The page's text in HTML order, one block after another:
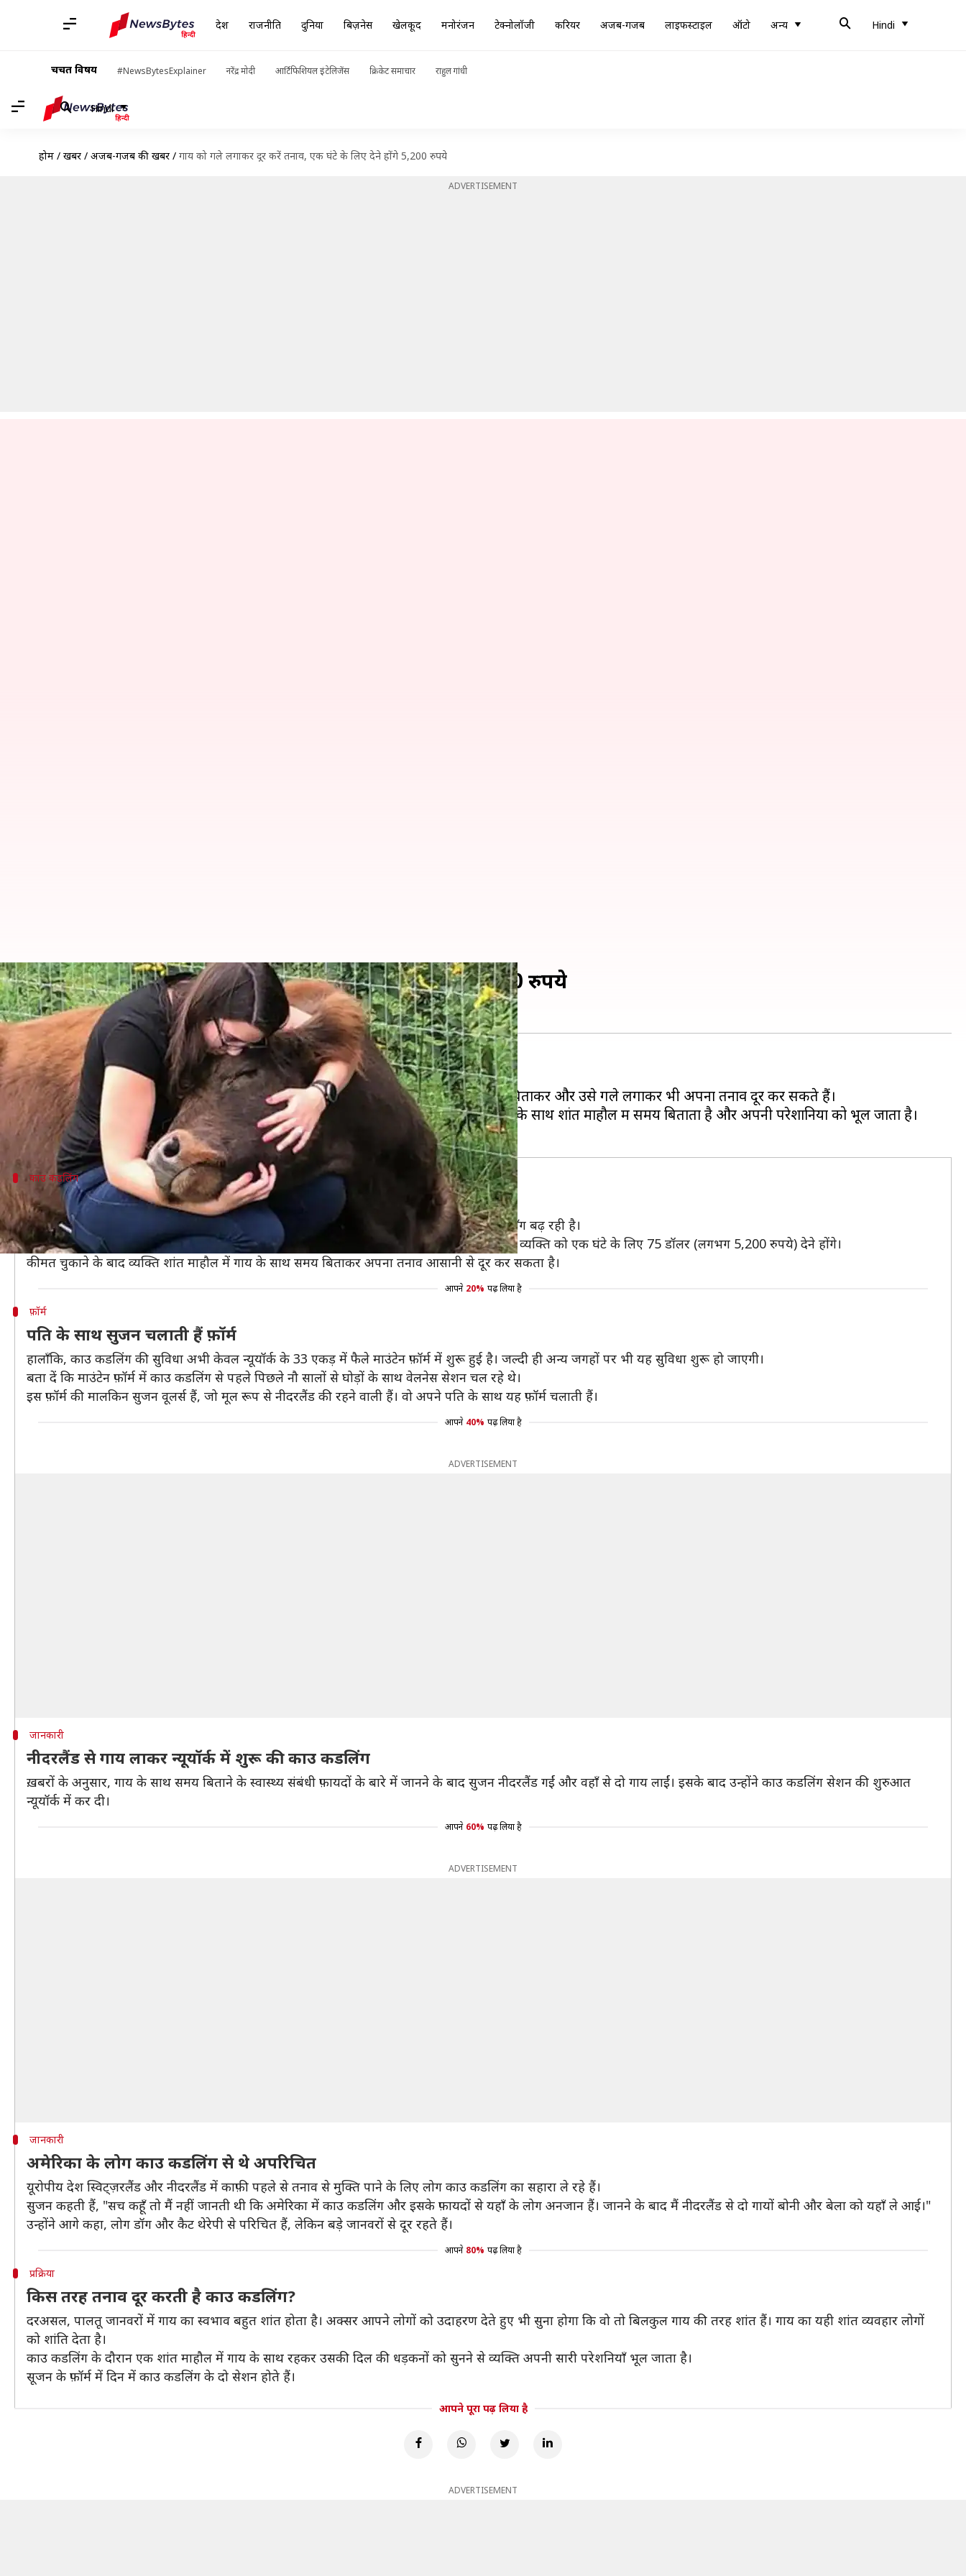
देश राजनीति दुनिया बिज़नेस खेलकूद मनोरंजन टेक्नोलॉजी करियर अजब-गजब लाइफस्टाइल ऑटो अन्य Hindi
चर्चित विषय #NewsBytesExplainer नरेंद्र मोदी आर्टिफिशियल इंटेलिजेंस क्रिकेट समाचार राहुल गांधी
Hindi
होम / खबरें / अजब-गजब की खबरें / गाय को गले लगाकर दूर करें तनाव, एक घंटे के लिए देने होंगे 5,200 रुपये
ADVERTISEMENT
गाय को गले लगाकर दूर करें तनाव, एक घंटे के लिए देने होंगे 5,200 रुपये
लेखन प्रदीप मौर्य Aug 01, 2019 05:14 pm
क्या है खबर?
आज के समय में दुनिया में सबसे ज़्यादा लोग तनाव के शिकार हैं।
लोग तनाव से बचने के लिए तरह-तरह के उपाय अपनाते हैं, लेकिन आप केवल गाय के साथ समय बिताकर और उसे गले लगाकर भी अपना तनाव दूर कर सकते हैं।
दरअसल, इस समय काउ कडलिंग अमेरिका में तेज़ी से प्रसिद्ध हो रहा है। इसके अंतर्गत व्यक्ति गाय के साथ शांत माहौल में समय बिताता है और अपनी परेशानियों को भूल जाता है।
काउ कडलिंग
यूरोपीय देशों में पहले से ही लोकप्रिय है काउ कडलिंग
बता दें कि काउ कडलिंग यूरोपीय देशों में काफ़ी समय से लोकप्रिय है, लेकिन अब अमेरिका में भी इसकी माँग बढ़ रही है।
अब अमेरिका के न्यूयॉर्क में भी काउ कडलिंग की सुविधा शुरू हो गई है। इस सुविधा का लाभ उठाने के लिए व्यक्ति को एक घंटे के लिए 75 डॉलर (लगभग 5,200 रुपये) देने होंगे।
कीमत चुकाने के बाद व्यक्ति शांत माहौल में गाय के साथ समय बिताकर अपना तनाव आसानी से दूर कर सकता है।
आपने 20% पढ़ लिया है
फ़ॉर्म
पति के साथ सुजन चलाती हैं फ़ॉर्म
हालाँकि, काउ कडलिंग की सुविधा अभी केवल न्यूयॉर्क के 33 एकड़ में फैले माउंटेन फ़ॉर्म में शुरू हुई है। जल्दी ही अन्य जगहों पर भी यह सुविधा शुरू हो जाएगी।
बता दें कि माउंटेन फ़ॉर्म में काउ कडलिंग से पहले पिछले नौ सालों से घोड़ों के साथ वेलनेस सेशन चल रहे थे।
इस फ़ॉर्म की मालकिन सुजन वूलर्स हैं, जो मूल रूप से नीदरलैंड की रहने वाली हैं। वो अपने पति के साथ यह फ़ॉर्म चलाती हैं।
आपने 40% पढ़ लिया है
ADVERTISEMENT
जानकारी
नीदरलैंड से गाय लाकर न्यूयॉर्क में शुरू की काउ कडलिंग
ख़बरों के अनुसार, गाय के साथ समय बिताने के स्वास्थ्य संबंधी फ़ायदों के बारे में जानने के बाद सुजन नीदरलैंड गईं और वहाँ से दो गाय लाईं। इसके बाद उन्होंने काउ कडलिंग सेशन की शुरुआत
न्यूयॉर्क में कर दी।
आपने 60% पढ़ लिया है
ADVERTISEMENT
जानकारी
अमेरिका के लोग काउ कडलिंग से थे अपरिचित
यूरोपीय देश स्विट्ज़रलैंड और नीदरलैंड में काफ़ी पहले से तनाव से मुक्ति पाने के लिए लोग काउ कडलिंग का सहारा ले रहे हैं।
सुजन कहती हैं, "सच कहूँ तो मैं नहीं जानती थी कि अमेरिका में काउ कडलिंग और इसके फ़ायदों से यहाँ के लोग अनजान हैं। जानने के बाद मैं नीदरलैंड से दो गायों बोनी और बेला को यहाँ ले आई।"
उन्होंने आगे कहा, लोग डॉग और कैट थेरेपी से परिचित हैं, लेकिन बड़े जानवरों से दूर रहते हैं।
आपने 80% पढ़ लिया है
प्रक्रिया
किस तरह तनाव दूर करती है काउ कडलिंग?
दरअसल, पालतू जानवरों में गाय का स्वभाव बहुत शांत होता है। अक्सर आपने लोगों को उदाहरण देते हुए भी सुना होगा कि वो तो बिलकुल गाय की तरह शांत हैं। गाय का यही शांत व्यवहार लोगों
को शांति देता है।
काउ कडलिंग के दौरान एक शांत माहौल में गाय के साथ रहकर उसकी दिल की धड़कनों को सुनने से व्यक्ति अपनी सारी परेशनियाँ भूल जाता है।
सूजन के फ़ॉर्म में दिन में काउ कडलिंग के दो सेशन होते हैं।
आपने पूरा पढ़ लिया है
ADVERTISEMENT